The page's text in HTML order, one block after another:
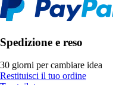
Spedizione e reso
30 giorni per cambiare idea
Restituisci il tuo ordine